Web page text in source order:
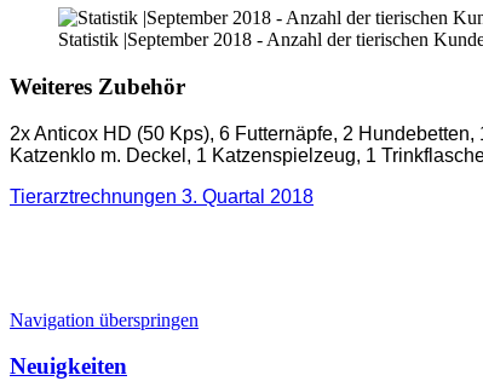
Statistik |September 2018 - Anzahl der tierischen
Weiteres Zubehör
2x Anticox HD (50 Kps), 6 Futternäpfe, 2
Katzenklo m. Deckel, 1 Katzenspielzeug, 1
Tierarztrechnungen 3. Quartal 2018
Navigation überspringen
Neuigkeiten